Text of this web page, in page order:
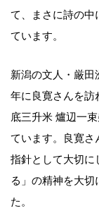
て、まさに詩の中
ています。
新潟の文人・厳田
年に良寛さんを訪
底三升米 爐辺一
ています。良寛さ
指針として大切に
る」の精神を大切
た。